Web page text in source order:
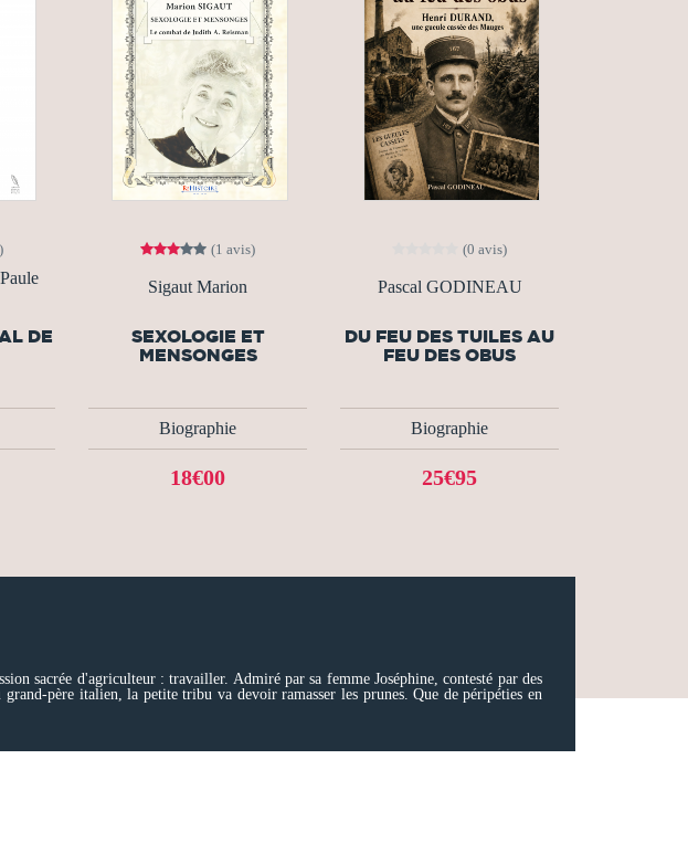
DE
(1 avis)
Sigaut Marion
SEXOLOGIE ET
MENSONGES
Biographie
18€00
(0 avis)
Pascal GODINEAU
DU FEU DES TUILES AU
FEU DES OBUS
Biographie
25€95
sacrée d'agriculteur : travailler. Admiré par sa femme Joséphine, contesté par des
père italien, la petite tribu va devoir ramasser les prunes. Que de péripéties en